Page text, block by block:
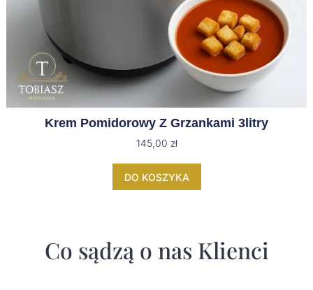
Krem Pomidorowy Z Grzankami 3litry
145,00 zł
DO KOSZYKA
Co sądzą o nas Klienci